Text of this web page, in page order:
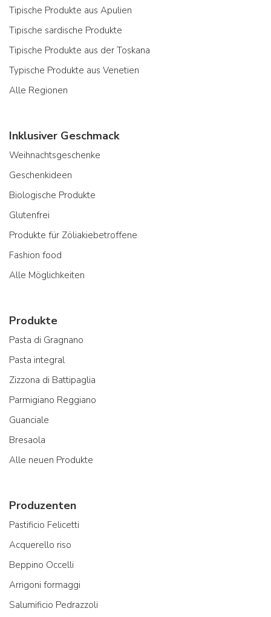
Tipische Produkte aus Apulien
Tipische sardische Produkte
Tipische Produkte aus der Toskana
Typische Produkte aus Venetien
Alle Regionen
Inklusiver Geschmack
Weihnachtsgeschenke
Geschenkideen
Biologische Produkte
Glutenfrei
Produkte für Zöliakiebetroffene
Fashion food
Alle Möglichkeiten
Produkte
Pasta di Gragnano
Pasta integral
Zizzona di Battipaglia
Parmigiano Reggiano
Guanciale
Bresaola
Alle neuen Produkte
Produzenten
Pastificio Felicetti
Acquerello riso
Beppino Occelli
Arrigoni formaggi
Salumificio Pedrazzoli